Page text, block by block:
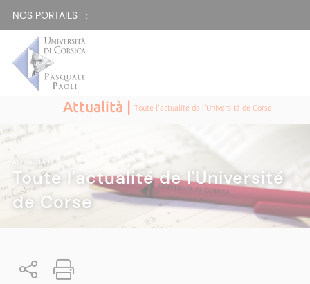
NOS PORTAILS :
Attualità |Toute l'actualité de l'Université de Corse
ATTUALITÀ|
Toute l'actualité de l'Université
de Corse